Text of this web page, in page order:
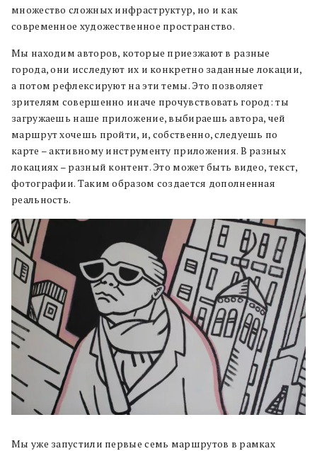
множество сложных инфраструктур, но и как
современное художественное пространство.
Мы находим авторов, которые приезжают в разные
города, они исследуют их и конкретно заданные локации,
а потом рефлексируют на эти темы. Это позволяет
зрителям совершенно иначе прочувствовать город: ты
загружаешь наше приложение, выбираешь автора, чей
маршрут хочешь пройти, и, собственно, следуешь по
карте – активному инструменту приложения. В разных
локациях – разный контент. Это может быть видео, текст,
фотографии. Таким образом создается дополненная
реальность.
Мы уже запустили первые семь маршрутов в рамках